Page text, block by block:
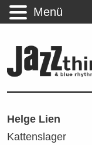
Helge Lien
Kattenslager
Menü